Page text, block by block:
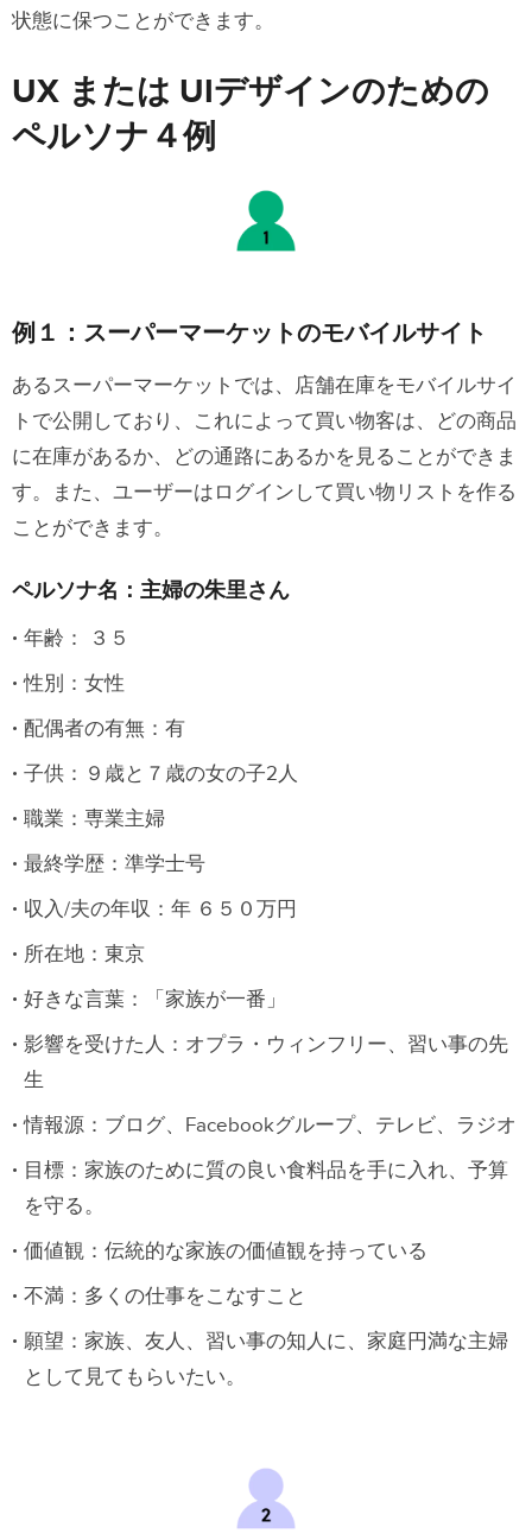
状態に保つことができます。
UX または UIデザインのための
ペルソナ４例
例１：スーパーマーケットのモバイルサイト
あるスーパーマーケットでは、店舗在庫をモバイルサイ
トで公開しており、これによって買い物客は、どの商品
に在庫があるか、どの通路にあるかを見ることができま
す。また、ユーザーはログインして買い物リストを作る
ことができます。
ペルソナ名：主婦の朱里さん
年齢： ３５
性別：女性
配偶者の有無：有
子供：９歳と７歳の女の子2人
職業：専業主婦
最終学歴：準学士号
収入/夫の年収：年 ６５０万円
所在地：東京
好きな言葉：「家族が一番」
影響を受けた人：オプラ・ウィンフリー、習い事の先
生
情報源：ブログ、Facebookグループ、テレビ、ラジオ
目標：家族のために質の良い食料品を手に入れ、予算
を守る。
価値観：伝統的な家族の価値観を持っている
不満：多くの仕事をこなすこと
願望：家族、友人、習い事の知人に、家庭円満な主婦
として見てもらいたい。